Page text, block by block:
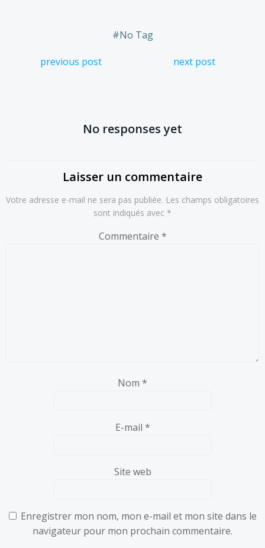
#No Tag
Navigation
l’article
previous post
Navigation
l’article
next post
No responses yet
Laisser un commentaire
Votre adresse e-mail ne sera pas publiée. Les champs obligatoires
sont indiqués avec *
Commentaire *
Nom *
E-mail *
Site web
Enregistrer mon nom, mon e-mail et mon site dans le
navigateur pour mon prochain commentaire.